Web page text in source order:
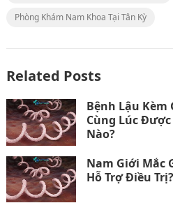
Phòng Khám Nam Khoa Tại Tân Kỳ
Related Posts
Bệnh Lậu Kèm
Cùng Lúc
Nào?
Nam Giới Mắc
Hỗ Trợ Điều Trị?